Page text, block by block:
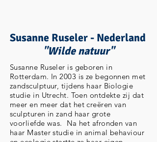
Susanne Ruseler - Nederland
"Wilde natuur"
Susanne Ruseler is geboren in
Rotterdam. In 2003 is ze begonnen met
zandsculptuur, tijdens haar Biologie
studie in Utrecht. Toen ontdekte zij dat
meer en meer dat het creëren van
sculpturen in zand haar grote
voorliefde was. Na het afronden van
haar Master studie in animal behaviour